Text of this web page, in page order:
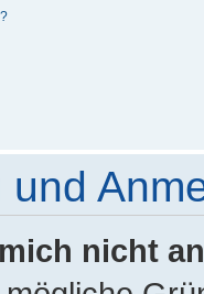
nicht